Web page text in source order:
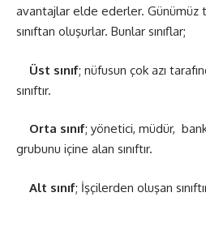
avantajlar elde ederler. Günümüz
sınıftan oluşurlar. Bunlar sınıflar;
Üst sınıf; nüfusun çok azı
sınıftır.
Orta sınıf; yönetici, müdür,
grubunu içine alan sınıftır.
Alt sınıf; İşçilerden oluşan